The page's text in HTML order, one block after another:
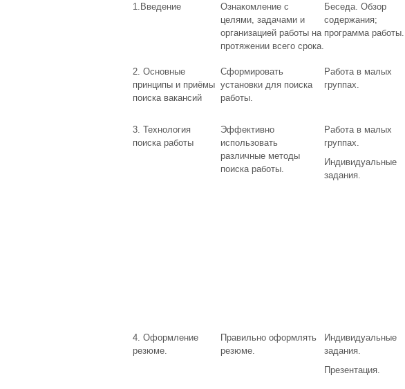
1.Введение
Ознакомление с
целями, задачами и
организацией работы на
протяжении всего срока.
Беседа. Обзор
содержания;
программа работы.
2. Основные
принципы и приёмы
поиска вакансий
Сформировать
установки для поиска
работы.
Работа в малых
группах.
3. Технология
поиска работы
Эффективно
использовать
различные методы
поиска работы.
Работа в малых
группах.
Индивидуальные
задания.
4. Оформление
резюме.
Правильно оформлять
резюме.
Индивидуальные
задания.
Презентация.